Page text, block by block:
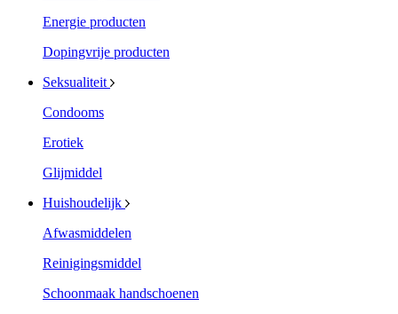
Energie producten
Dopingvrije producten
Seksualiteit
Condooms
Erotiek
Glijmiddel
Huishoudelijk
Afwasmiddelen
Reinigingsmiddel
Schoonmaak handschoenen